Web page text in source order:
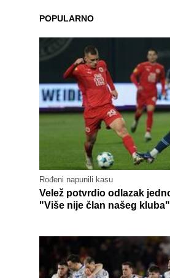
POPULARNO
Rođeni napunili kasu
Velež potvrdio odlazak
"Više nije član našeg kluba"